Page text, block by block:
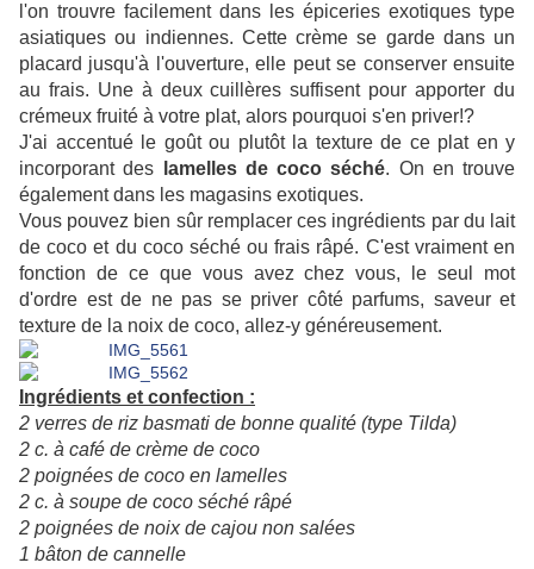
l'on trouvre facilement dans les épiceries exotiques type
asiatiques ou indiennes. Cette crème se garde dans un
placard jusqu'à l'ouverture, elle peut se conserver ensuite
au frais. Une à deux cuillères suffisent pour apporter du
crémeux fruité à votre plat, alors pourquoi s'en priver!?
J'ai accentué le goût ou plutôt la texture de ce plat en y
incorporant des lamelles de coco séché. On en trouve
également dans les magasins exotiques.
Vous pouvez bien sûr remplacer ces ingrédients par du lait
de coco et du coco séché ou frais râpé. C'est vraiment en
fonction de ce que vous avez chez vous, le seul mot
d'ordre est de ne pas se priver côté parfums, saveur et
texture de la noix de coco, allez-y généreusement.
Ingrédients et confection :
2 verres de riz basmati de bonne qualité (type Tilda)
2 c. à café de crème de coco
2 poignées de coco en lamelles
2 c. à soupe de coco séché râpé
2 poignées de noix de cajou non salées
1 bâton de cannelle